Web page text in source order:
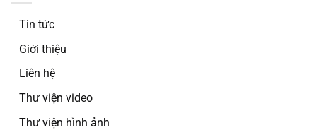
Tin tức
Giới thiệu
Liên hệ
Thư viện video
Thư viện hình ảnh